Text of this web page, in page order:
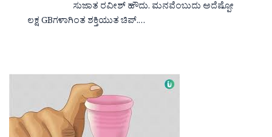
ಸುಜಾತ ರವೀಶ್ ಹೌದು. ಮನವೆಂಬುದು ಅದೆಷ್ಪೋ
ಲಕ್ಷ GBಗಳಾಗಿಂತ ಶಕ್ತಿಯುತ ಚಿಪ್.…